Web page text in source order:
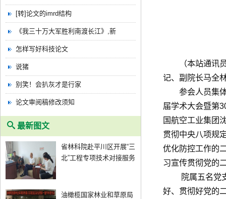
（本站通
记、副院长马全
参会人员集体
届学术大会暨第
国航空工业集团
贯彻中央八项规
优化防控工作的
习宣传贯彻党的
院属五名党支
好、贯彻好党的
[转]论文的imrd结构
《我三十万大军胜利南渡长江》,新
怎样写好科技论文
说猪
别笑！会扒灰才是行家
论文审阅稿修改须知
最新图文
省林科院赴平川区开展“三
北”工程专项技术对接服务
油橄榄国家林业和草原局